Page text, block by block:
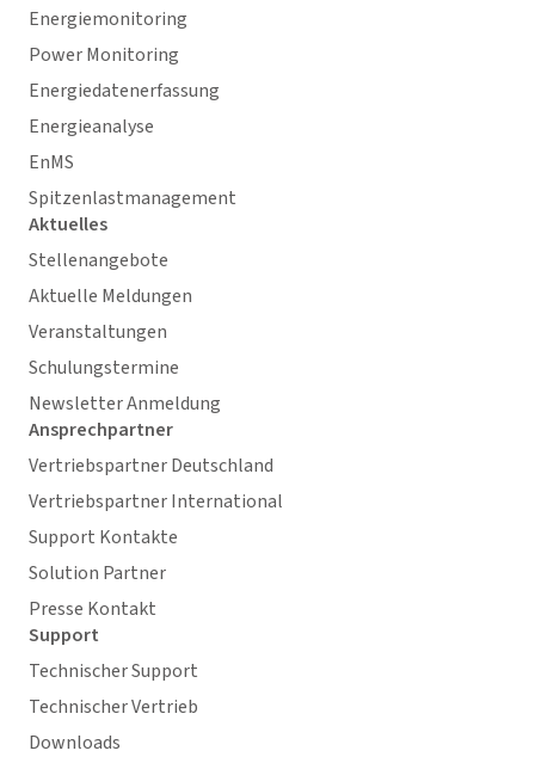
Energiemonitoring
Power Monitoring
Energiedatenerfassung
Energieanalyse
EnMS
Spitzenlastmanagement
Aktuelles
Stellenangebote
Aktuelle Meldungen
Veranstaltungen
Schulungstermine
Newsletter Anmeldung
Ansprechpartner
Vertriebspartner Deutschland
Vertriebspartner International
Support Kontakte
Solution Partner
Presse Kontakt
Support
Technischer Support
Technischer Vertrieb
Downloads